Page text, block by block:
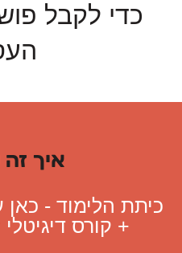
כדי לקבל
איך
כיתת הלימוד - כאן
+ קורס